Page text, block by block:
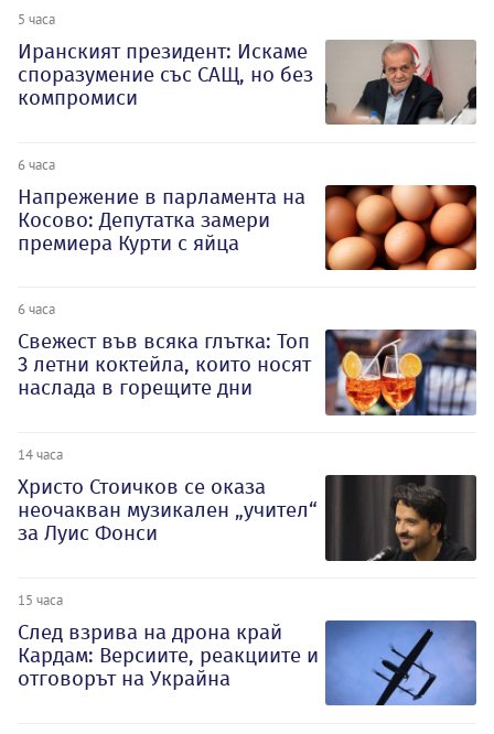
5 часа
Иранският президент: Искаме
споразумение със САЩ, но без
компромиси
6 часа
Напрежение в парламента на
Косово: Депутатка замери
премиера Курти с яйца
6 часа
Свежест във всяка глътка: Топ
3 летни коктейла, които носят
наслада в горещите дни
14 часа
Христо Стоичков се оказа
неочакван музикален „учител“
за Луис Фонси
15 часа
След взрива на дрона край
Кардам: Версиите, реакциите и
отговорът на Украйна